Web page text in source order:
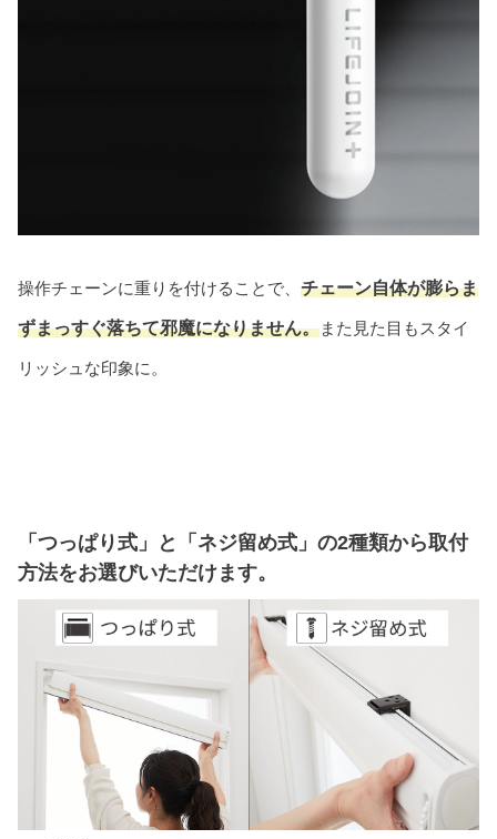
操作チェーンに重りを付けることで、 チェーン自体が膨らま
ずまっすぐ落ちて邪魔になりません。また見た目もスタイ
リッシュな印象に。
「つっぱり式」と「ネジ留め式」の2種類から取付
方法をお選びいただけます。